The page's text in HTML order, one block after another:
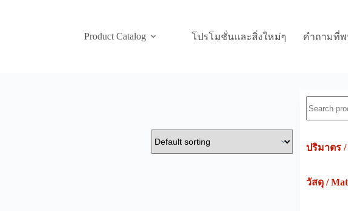
Product Catalog
โปรโมชั่นและสิ่งใหม่ๆ คำถามที่พ
ปริมาตร /
วัสดุ /